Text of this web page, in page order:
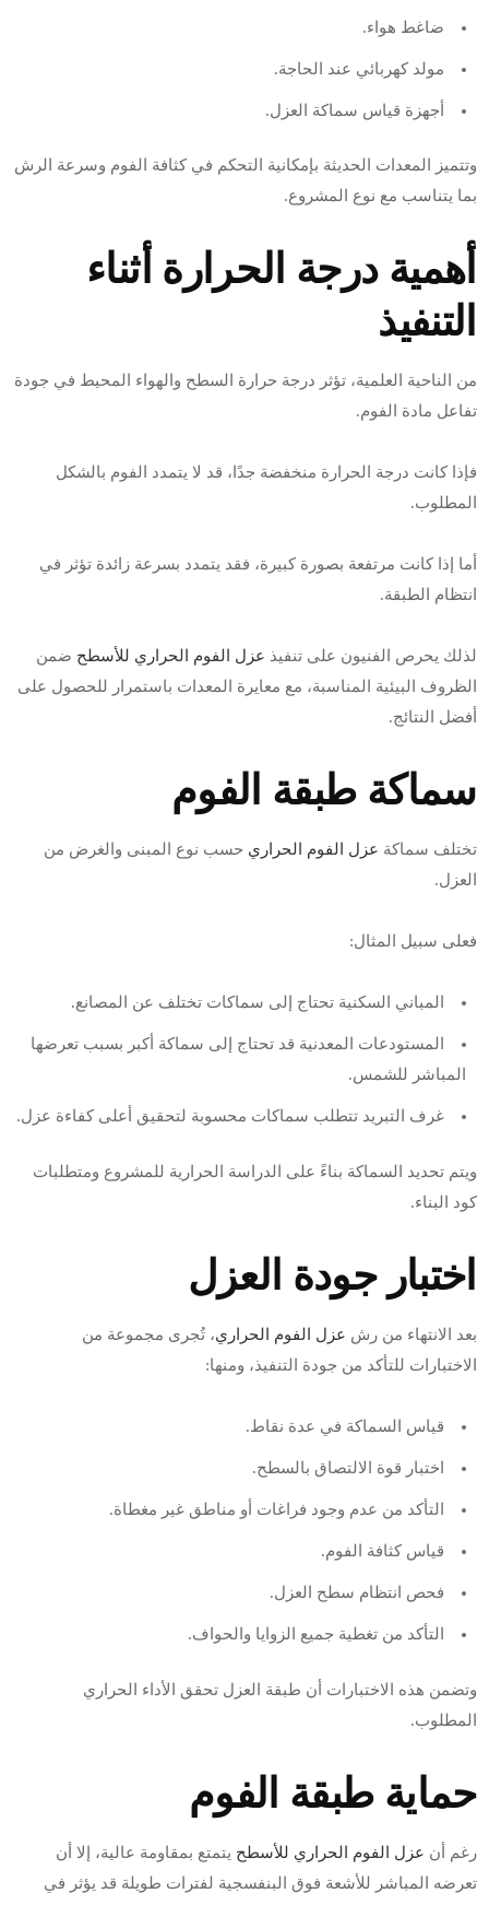
ضاغط هواء.
مولد كهربائي عند الحاجة.
أجهزة قياس سماكة العزل.
وتتميز المعدات الحديثة بإمكانية التحكم في كثافة الفوم وسرعة الرش
بما يتناسب مع نوع المشروع.
أهمية درجة الحرارة أثناء
التنفيذ
من الناحية العلمية، تؤثر درجة حرارة السطح والهواء المحيط في جودة
تفاعل مادة الفوم.
فإذا كانت درجة الحرارة منخفضة جدًا، قد لا يتمدد الفوم بالشكل
المطلوب.
أما إذا كانت مرتفعة بصورة كبيرة، فقد يتمدد بسرعة زائدة تؤثر في
انتظام الطبقة.
لذلك يحرص الفنيون على تنفيذ عزل الفوم الحراري للأسطح ضمن
الظروف البيئية المناسبة، مع معايرة المعدات باستمرار للحصول على
أفضل النتائج.
سماكة طبقة الفوم
تختلف سماكة عزل الفوم الحراري حسب نوع المبنى والغرض من
العزل.
فعلى سبيل المثال:
المباني السكنية تحتاج إلى سماكات تختلف عن المصانع.
المستودعات المعدنية قد تحتاج إلى سماكة أكبر بسبب تعرضها
المباشر للشمس.
غرف التبريد تتطلب سماكات محسوبة لتحقيق أعلى كفاءة عزل.
ويتم تحديد السماكة بناءً على الدراسة الحرارية للمشروع ومتطلبات
كود البناء.
اختبار جودة العزل
بعد الانتهاء من رش عزل الفوم الحراري، تُجرى مجموعة من
الاختبارات للتأكد من جودة التنفيذ، ومنها:
قياس السماكة في عدة نقاط.
اختبار قوة الالتصاق بالسطح.
التأكد من عدم وجود فراغات أو مناطق غير مغطاة.
قياس كثافة الفوم.
فحص انتظام سطح العزل.
التأكد من تغطية جميع الزوايا والحواف.
وتضمن هذه الاختبارات أن طبقة العزل تحقق الأداء الحراري
المطلوب.
حماية طبقة الفوم
رغم أن عزل الفوم الحراري للأسطح يتمتع بمقاومة عالية، إلا أن
تعرضه المباشر للأشعة فوق البنفسجية لفترات طويلة قد يؤثر في